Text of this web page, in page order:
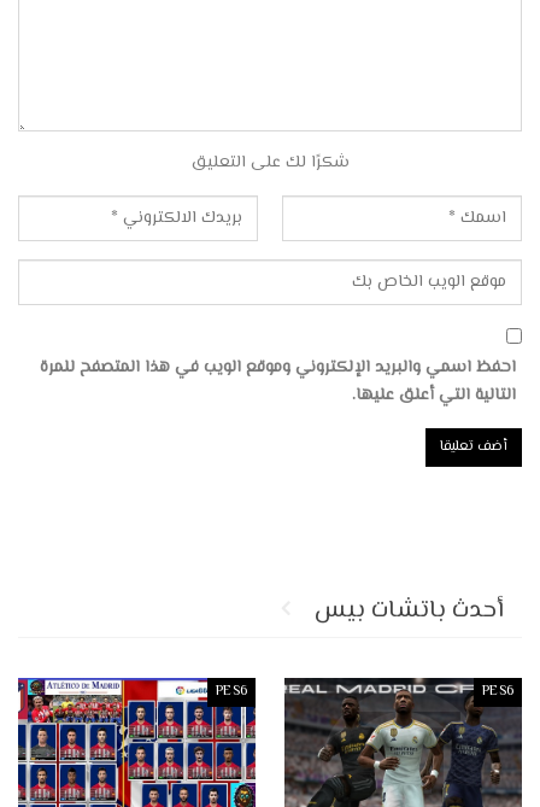
شكرًا لك على التعليق
احفظ اسمي والبريد الإلكتروني وموقع الويب في هذا المتصفح للمرة
التالية التي أعلق عليها.
أحدث باتشات بيس
PES6
PES6